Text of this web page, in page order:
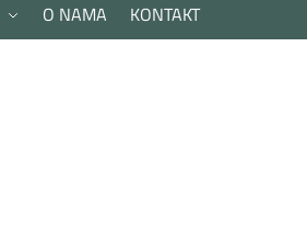
O NAMA KONTAKT